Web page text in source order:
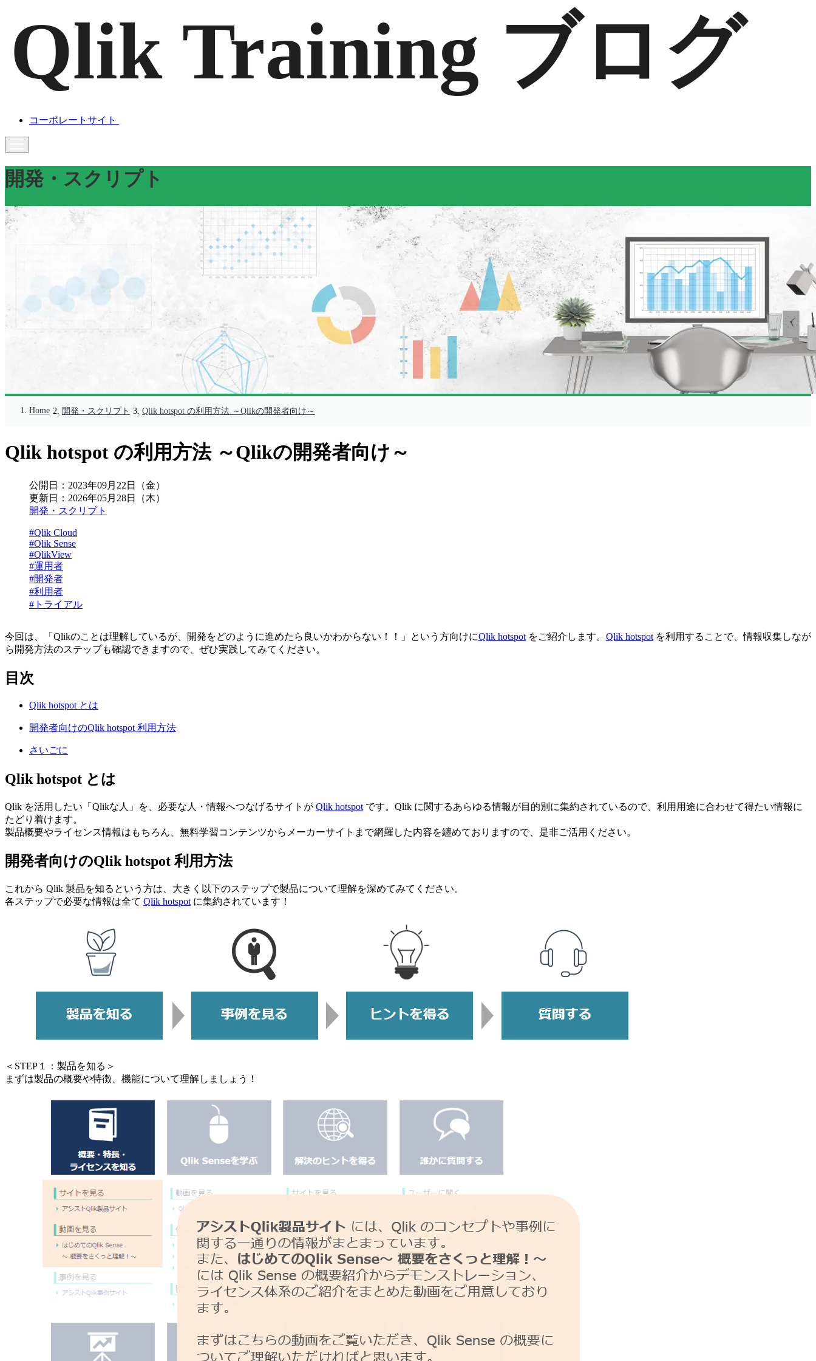
コーポレートサイト
開発・スクリプト
Home 開発・スクリプト Qlik hotspot の利用方法 ～Qlikの開発者向け～
Qlik hotspot の利用方法 ～Qlikの開発者向け～
公開日： 2023年09月22日（金）
更新日： 2026年05月28日（木）
開発・スクリプト
#Qlik Cloud
#Qlik Sense
#QlikView
#運用者
#開発者
#利用者
#トライアル
今回は、「Qlikのことは理解しているが、開発をどのように進めたら良いかわからない！！」という方向けにQlik hotspot をご紹介します。 Qlik hotspot を利用することで、情報収集しなが
ら開発方法のステップも確認できますので、ぜひ実践してみてください。
目次
Qlik hotspot とは
開発者向けのQlik hotspot 利用方法
さいごに
Qlik hotspot とは
Qlik を活用したい「Qlikな人」を、必要な人・情報へつなげるサイトが Qlik hotspot です。Qlik に関するあらゆる情報が目的別に集約されているので、利用用途に合わせて得たい情報に
たどり着けます。
製品概要やライセンス情報はもちろん、無料学習コンテンツからメーカーサイトまで網羅した内容を纏めておりますので、是非ご活用ください。
開発者向けのQlik hotspot 利用方法
これから Qlik 製品を知るという方は、大きく以下のステップで製品について理解を深めてみてください。
各ステップで必要な情報は全て Qlik hotspot に集約されています！
＜STEP１：製品を知る＞
まずは製品の概要や特徴、機能について理解しましょう！